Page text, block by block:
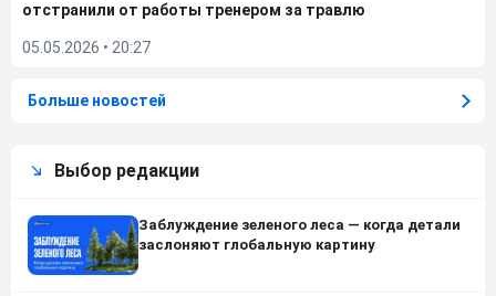
отстранили от работы тренером за травлю
05.05.2026 • 20:27
Больше новостей
Выбор редакции
Заблуждение зеленого леса — когда детали
заслоняют глобальную картину